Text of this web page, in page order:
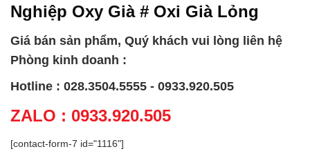
Nghiệp Oxy Già # Oxi Già Lỏng
Giá bán sản phẩm, Quý khách vui lòng liên hệ
Phòng kinh doanh :
Hotline : 028.3504.5555 - 0933.920.505
ZALO : 0933.920.505
[contact-form-7 id="1116"]